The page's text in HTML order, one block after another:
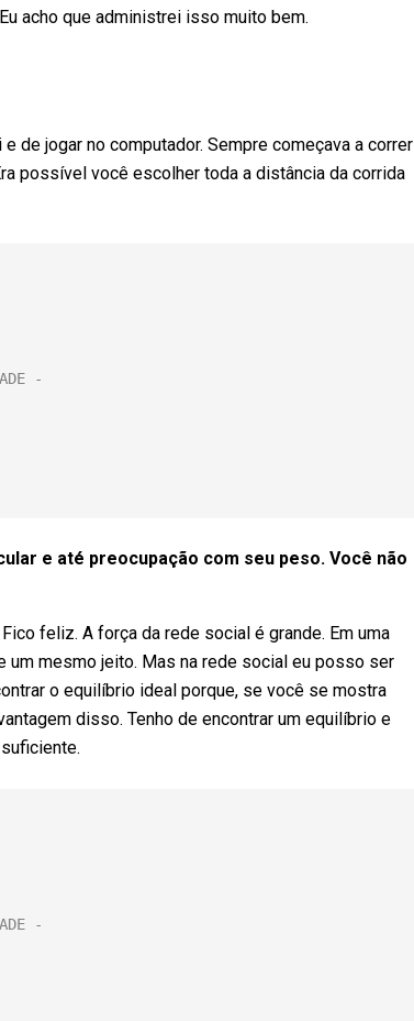
acho que administrei isso muito bem.
de jogar no computador. Sempre começava a correr
possível você escolher toda a distância da corrida
e até preocupação com seu peso. Você não
feliz. A força da rede social é grande. Em uma
mesmo jeito. Mas na rede social eu posso ser
o equilíbrio ideal porque, se você se mostra
disso. Tenho de encontrar um equilíbrio e